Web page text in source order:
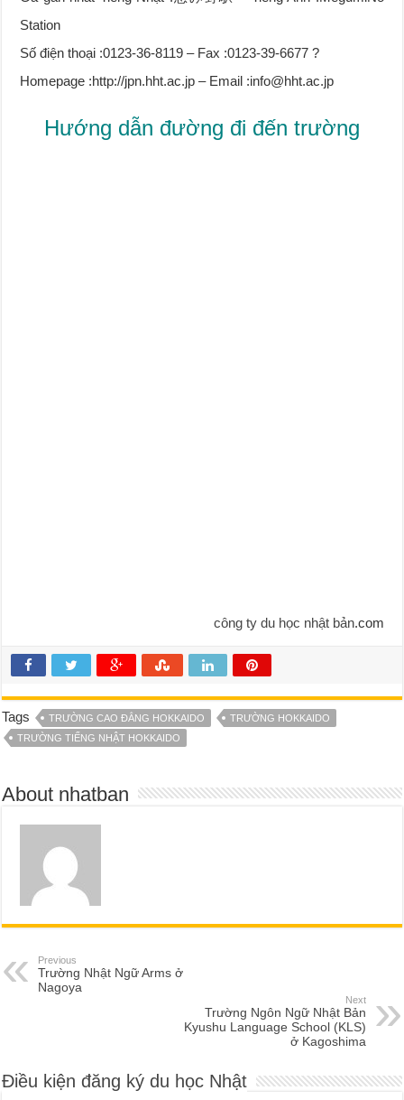
Station
Số điện thoại :0123-36-8119 – Fax :0123-39-6677 ?
Homepage :http://jpn.hht.ac.jp – Email :info@hht.ac.jp
Hướng dẫn đường đi đến trường
công ty du học nhật bản.com
Tags TRƯỜNG CAO ĐẲNG HOKKAIDO
TRƯỜNG HOKKAIDO
TRƯỜNG TIẾNG NHẬT HOKKAIDO
About nhatban
Previous
Trường Nhật Ngữ Arms ở
Nagoya
Next
Trường Ngôn Ngữ Nhật Bản
Kyushu Language School (KLS)
ở Kagoshima
Điều kiện đăng ký du học Nhật